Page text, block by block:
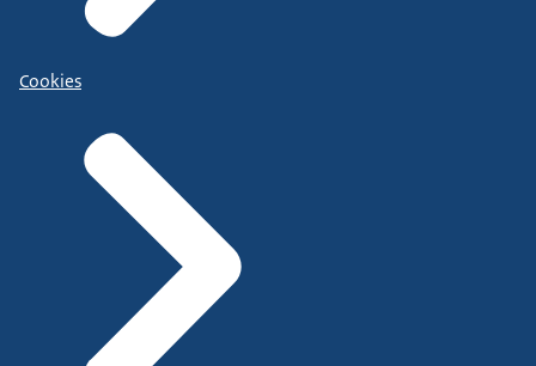
Cookies